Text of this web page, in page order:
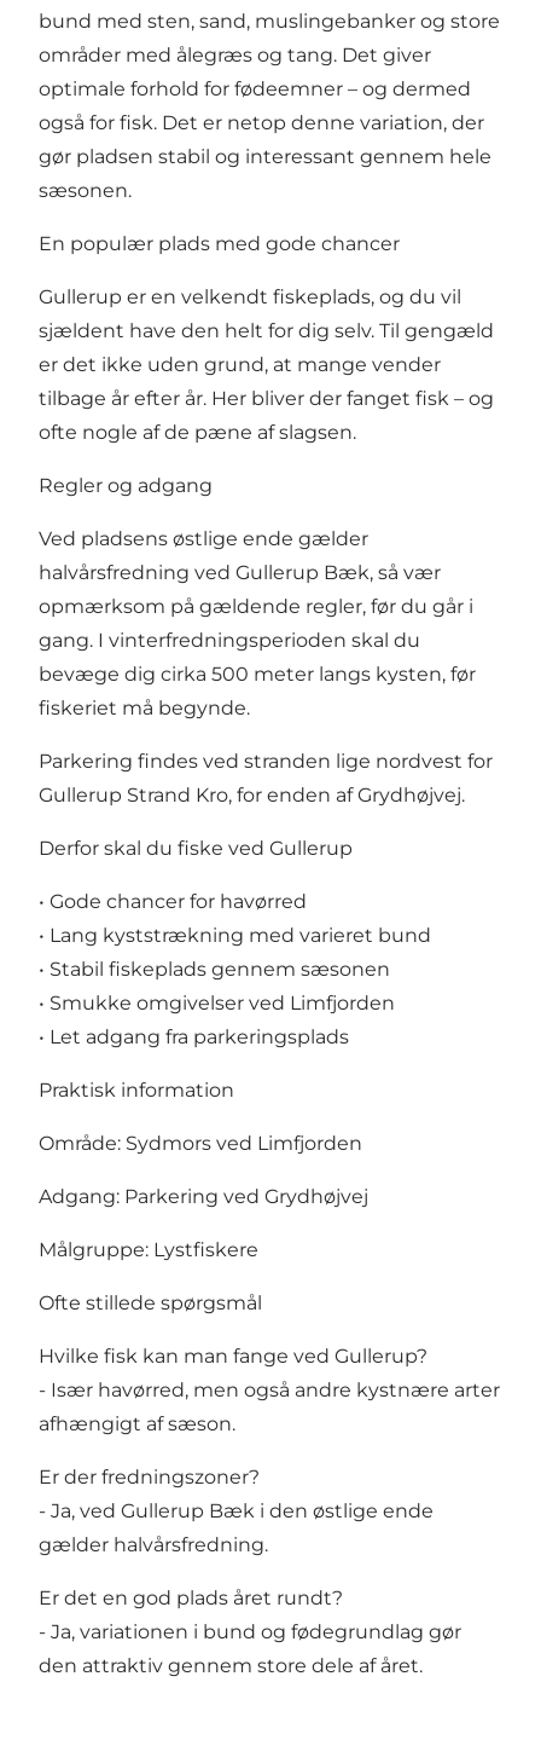
bund med sten, sand, muslingebanker og store
områder med ålegræs og tang. Det giver
optimale forhold for fødeemner – og dermed
også for fisk. Det er netop denne variation, der
gør pladsen stabil og interessant gennem hele
sæsonen.
En populær plads med gode chancer
Gullerup er en velkendt fiskeplads, og du vil
sjældent have den helt for dig selv. Til gengæld
er det ikke uden grund, at mange vender
tilbage år efter år. Her bliver der fanget fisk – og
ofte nogle af de pæne af slagsen.
Regler og adgang
Ved pladsens østlige ende gælder
halvårsfredning ved Gullerup Bæk, så vær
opmærksom på gældende regler, før du går i
gang. I vinterfredningsperioden skal du
bevæge dig cirka 500 meter langs kysten, før
fiskeriet må begynde.
Parkering findes ved stranden lige nordvest for
Gullerup Strand Kro, for enden af Grydhøjvej.
Derfor skal du fiske ved Gullerup
• Gode chancer for havørred
• Lang kyststrækning med varieret bund
• Stabil fiskeplads gennem sæsonen
• Smukke omgivelser ved Limfjorden
• Let adgang fra parkeringsplads
Praktisk information
Område: Sydmors ved Limfjorden
Adgang: Parkering ved Grydhøjvej
Målgruppe: Lystfiskere
Ofte stillede spørgsmål
Hvilke fisk kan man fange ved Gullerup?
- Især havørred, men også andre kystnære arter
afhængigt af sæson.
Er der fredningszoner?
- Ja, ved Gullerup Bæk i den østlige ende
gælder halvårsfredning.
Er det en god plads året rundt?
- Ja, variationen i bund og fødegrundlag gør
den attraktiv gennem store dele af året.